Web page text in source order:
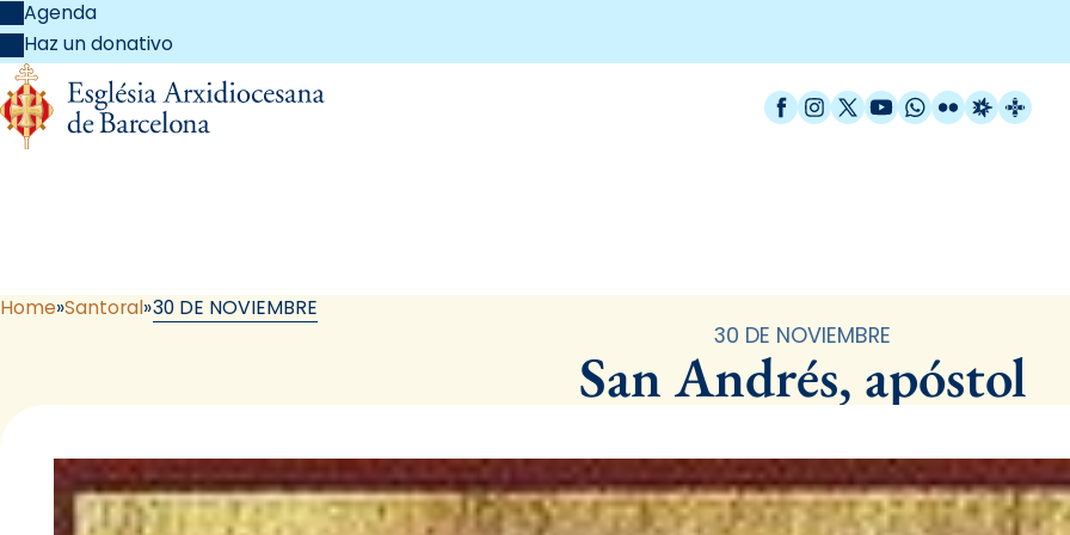
Agenda
Haz un donativo
Facebook
Instagram
X / Twitter
YouTube
WhatsApp
FlickrRadio
Home Santoral 30 DE NOVIEMBRE
30 DE NOVIEMBRE
San Andrés, apóstol